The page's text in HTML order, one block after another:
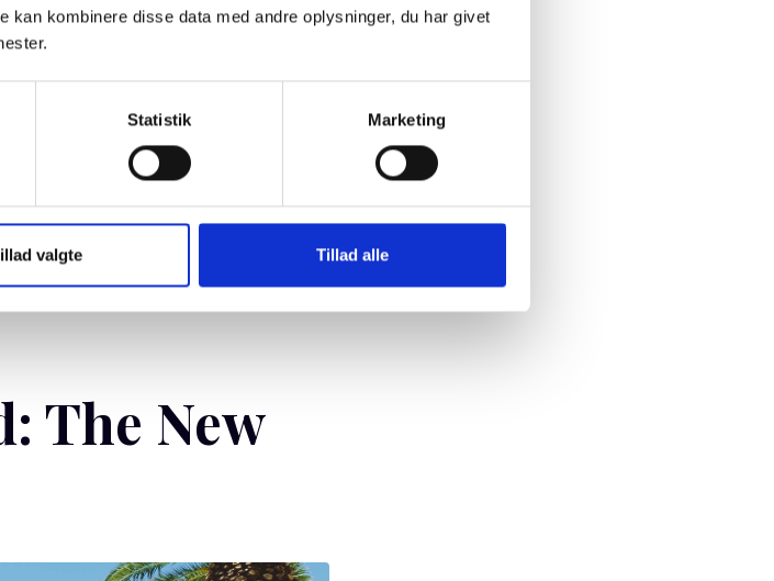
kan kombinere disse data med andre oplysninger, du har givet
Statistik Marketing
valgte Tillad alle
eu fugiat nulla pariatur
mollit anim id est
The New